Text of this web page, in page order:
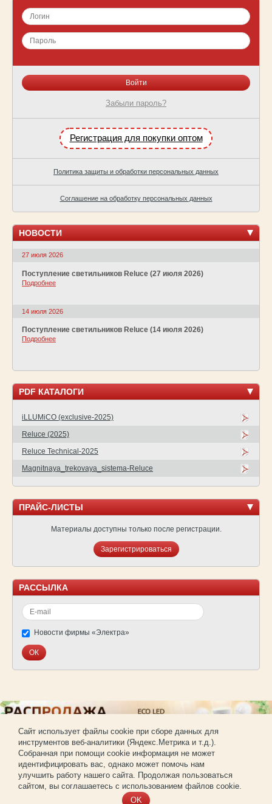
Забыли пароль?
Регистрация для покупки оптом
Политика защиты и обработки персональных данных
Соглашение на обработку персональных данных
НОВОСТИ
27 июля 2026
Поступление светильников Reluce (27 июля 2026)
Подробнее
14 июля 2026
Поступление светильников Reluce (14 июля 2026)
Подробнее
PDF КАТАЛОГИ
iLLUMiCO (exclusive-2025)
Reluce (2025)
Reluce Technical-2025
Magnitnaya_trekovaya_sistema-Reluce
ПРАЙС-ЛИСТЫ
Материалы доступны только после регистрации.
Зарегистрироваться
РАССЫЛКА
Новости фирмы «Электра»
© Фирма «Электра»
Использование материалов сайта без согласования запрещено.
Создание и продвижение сайта — РА «Имиджпром»
Cайт использует файлы cookie при сборе данных для
инструментов веб-аналитики (Яндекс.Метрика и т.д.).
Собранная при помощи cookie информация не может
идентифицировать вас, однако может помочь нам
улучшить работу нашего сайта. Продолжая пользоваться
сайтом, вы соглашаетесь с использованием файлов cookie.
OK
Регистрация для покупки оптом